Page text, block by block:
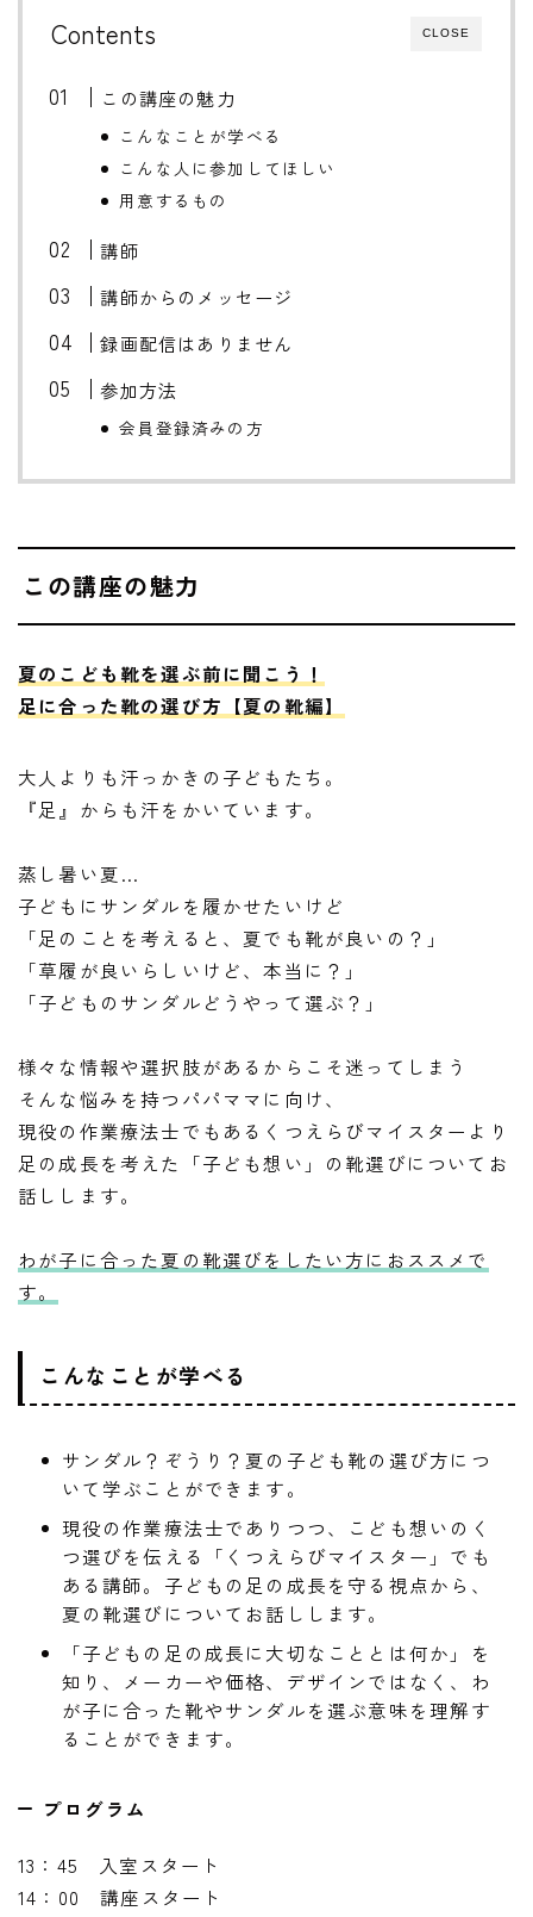
CLOSE
Contents
この講座の魅力
こんなことが学べる
こんな人に参加してほしい
用意するもの
講師
講師からのメッセージ
録画配信はありません
参加方法
会員登録済みの方
この講座の魅力
夏のこども靴を選ぶ前に聞こう！
足に合った靴の選び方【夏の靴編】
大人よりも汗っかきの子どもたち。
『足』からも汗をかいています。
蒸し暑い夏…
子どもにサンダルを履かせたいけど
「足のことを考えると、夏でも靴が良いの？」
「草履が良いらしいけど、本当に？」
「子どものサンダルどうやって選ぶ？」
様々な情報や選択肢があるからこそ迷ってしまう
そんな悩みを持つパパママに向け、
現役の作業療法士でもあるくつえらびマイスターより
足の成長を考えた「子ども想い」の靴選びについてお
話しします。
わが子に合った夏の靴選びをしたい方におススメで
す。
こんなことが学べる
サンダル？ぞうり？夏の子ども靴の選び方につ
いて学ぶことができます。
現役の作業療法士でありつつ、こども想いのく
つ選びを伝える「くつえらびマイスター」でも
ある講師。子どもの足の成長を守る視点から、
夏の靴選びについてお話しします。
「子どもの足の成長に大切なこととは何か」を
知り、メーカーや価格、デザインではなく、わ
が子に合った靴やサンダルを選ぶ意味を理解す
ることができます。
プログラム
13：45 入室スタート
14：00 講座スタート